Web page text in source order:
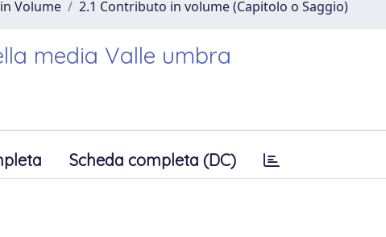
Volume 2.1 Contributo in volume (Capitolo o Saggio)
media Valle umbra
Scheda completa (DC)